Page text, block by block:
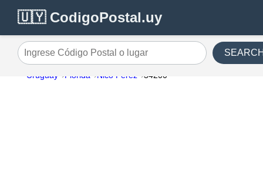
🇺🇾 CodigoPostal.uy
Ingrese Código Postal o lugar
Uruguay Florida Nico Perez 34200